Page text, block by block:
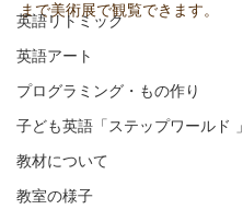
英語リトミック
英語アート
プログラミング・もの作り
子ども英語「ステップワールド 」
教材について
教室の様子
まで美術展で観覧できます。